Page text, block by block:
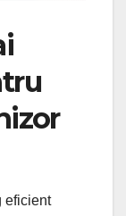
eficient